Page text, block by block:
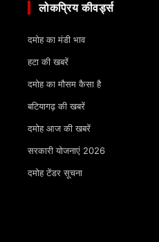
लोकप्रिय कीवर्ड्स
दमोह का मंडी भाव
हटा की खबरें
दमोह का मौसम कैसा है
बटियागढ़ की खबरें
दमोह आज की खबरें
सरकारी योजनाएं 2026
दमोह टेंडर सूचना